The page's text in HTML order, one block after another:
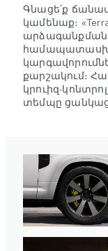
Գնացե՛ք
կամենաք։
քարշակում։
կրուիզ-
տեմպը